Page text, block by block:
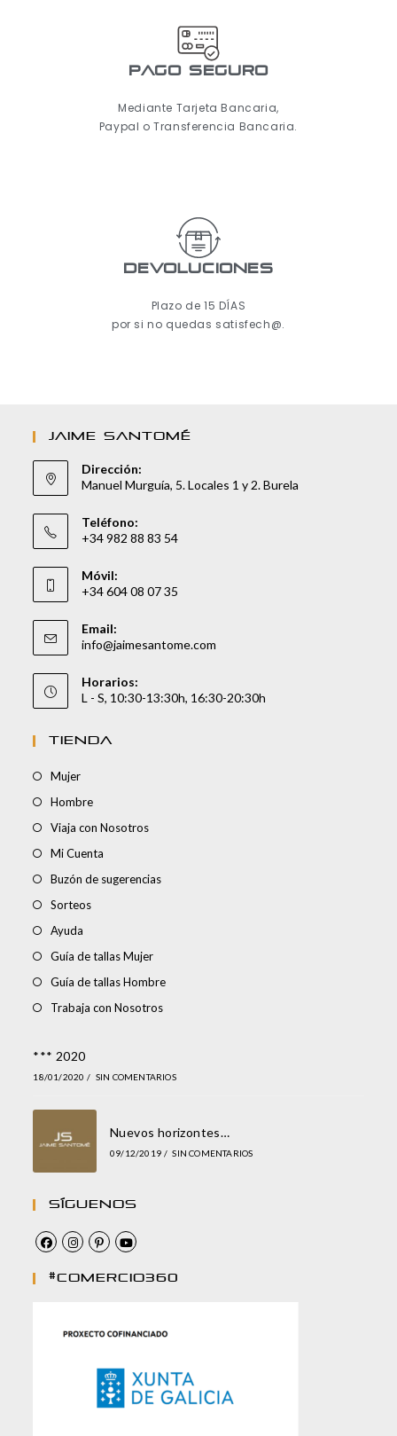
pago seguro
Mediante Tarjeta Bancaria,
Paypal o Transferencia Bancaria.
Devoluciones
Plazo de 15 DÍAS
por si no quedas satisfech@.
JAIME SANTOMÉ
Dirección:
Manuel Murguía, 5. Locales 1 y 2. Burela
Teléfono:
+34 982 88 83 54
Móvil:
+34 604 08 07 35
Email:
info@jaimesantome.com
Horarios:
L - S, 10:30-13:30h, 16:30-20:30h
TIENDA
Mujer
Hombre
Viaja con Nosotros
Mi Cuenta
Buzón de sugerencias
Sorteos
Ayuda
Guía de tallas Mujer
Guía de tallas Hombre
Trabaja con Nosotros
*** 2020
18/01/2020 / SIN COMENTARIOS
Nuevos horizontes…
09/12/2019 / SIN COMENTARIOS
Síguenos
#comercio360